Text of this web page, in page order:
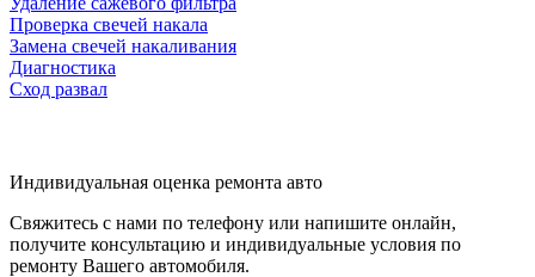
Проверка свечей накала
Замена свечей накаливания
Диагностика
Сход развал
Индивидуальная оценка ремонта авто
Свяжитесь с нами по телефону или напишите онлайн,
получите консультацию и индивидуальные условия по
ремонту Вашего автомобиля.